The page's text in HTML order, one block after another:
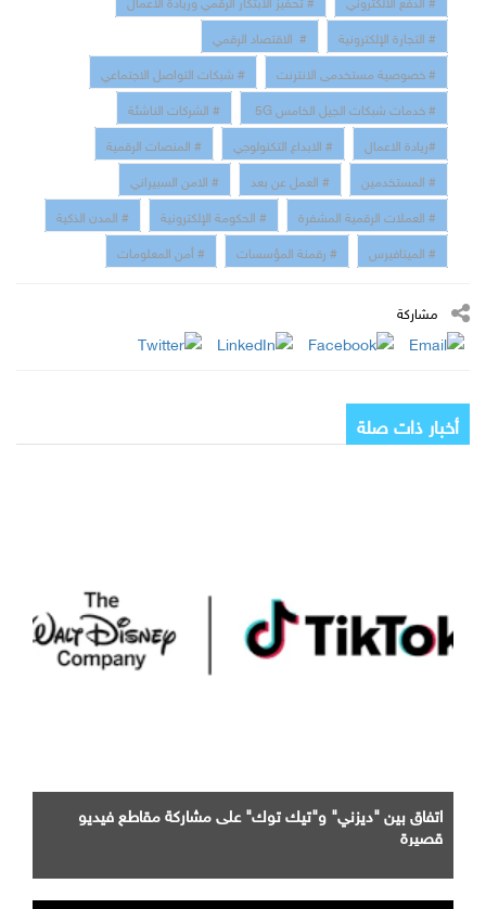
# التجارة الإلكترونية
# الاقتصاد الرقمي
# خصوصية مستخدمى الانترنت
# شبكات التواصل الاجتماعي
# خدمات شبكات الجيل الخامس 5G
# الشركات الناشئة
#ريادة الاعمال
# الابداع التكنولوجي
# المنصات الرقمية
# المستخدمين
# العمل عن بعد
# الامن السبيراني
# العملات الرقمية المشفرة
# الحكومة الإلكترونية
# المدن الذكية
# الميتافيرس
# رقمنة المؤسسات # أمن المعلومات
مشاركة
أخبار ذات صلة
اتفاق بين "ديزني" و"تيك توك" على مشاركة مقاطع فيديو
قصيرة